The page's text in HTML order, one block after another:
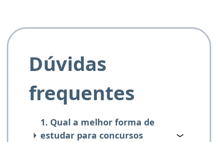
Dúvidas
frequentes
1. Qual a melhor forma de
estudar para concursos